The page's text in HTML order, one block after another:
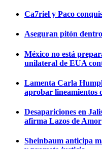
Ca7riel y Paco
Aseguran pitón
México no está
unilateral de EUA
Lamenta Carla
aprobar lineamientos
Desapariciones en
afirma Lazos de Amor
Sheinbaum anticipa